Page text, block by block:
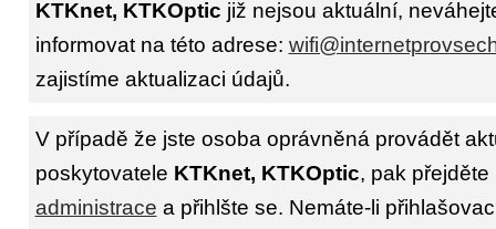
KTKnet, KTKOptic již nejsou aktuální,
informovat na této adrese:
zajistíme aktualizaci údajů.
V případě že jste osoba oprávněná provádět
poskytovatele KTKnet, KTKOptic, pak
administrace a přihlšte se. Nemáte-li